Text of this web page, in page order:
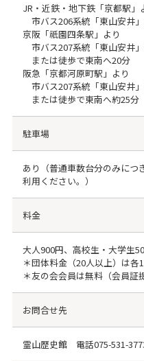
JR・近鉄・地下鉄「京都駅」
市バス206系統「東山安井
京阪「祇園四条駅」より
市バス207系統「東山安井
または徒歩で東南へ20分
阪急「京都河原町駅」より
市バス207系統「東山安井
または徒歩で東南へ約25分
駐車場
あり（普通車数台分のみにつ
利用ください。）
料金
大人900円、高校生・大学生
＊団体料金（20人以上）は各
＊友の会会員は無料（会員証
お問合せ先
霊山歴史館 電話075-531-